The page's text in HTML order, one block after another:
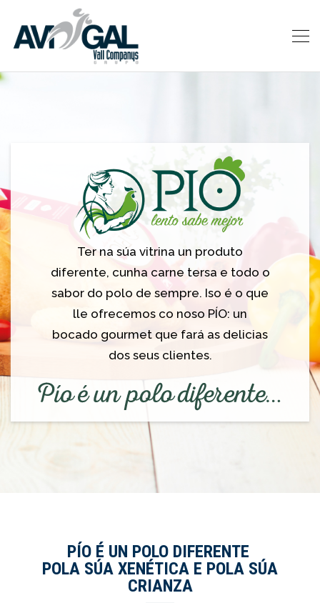
Ter na súa vitrina un produto
diferente, cunha carne tersa e todo o
sabor do polo de sempre. Iso é o que
lle ofrecemos co noso PÍO: un
bocado gourmet que fará as delicias
dos seus clientes.
PÍO É UN POLO DIFERENTE
POLA SÚA XENÉTICA E POLA SÚA
CRIANZA